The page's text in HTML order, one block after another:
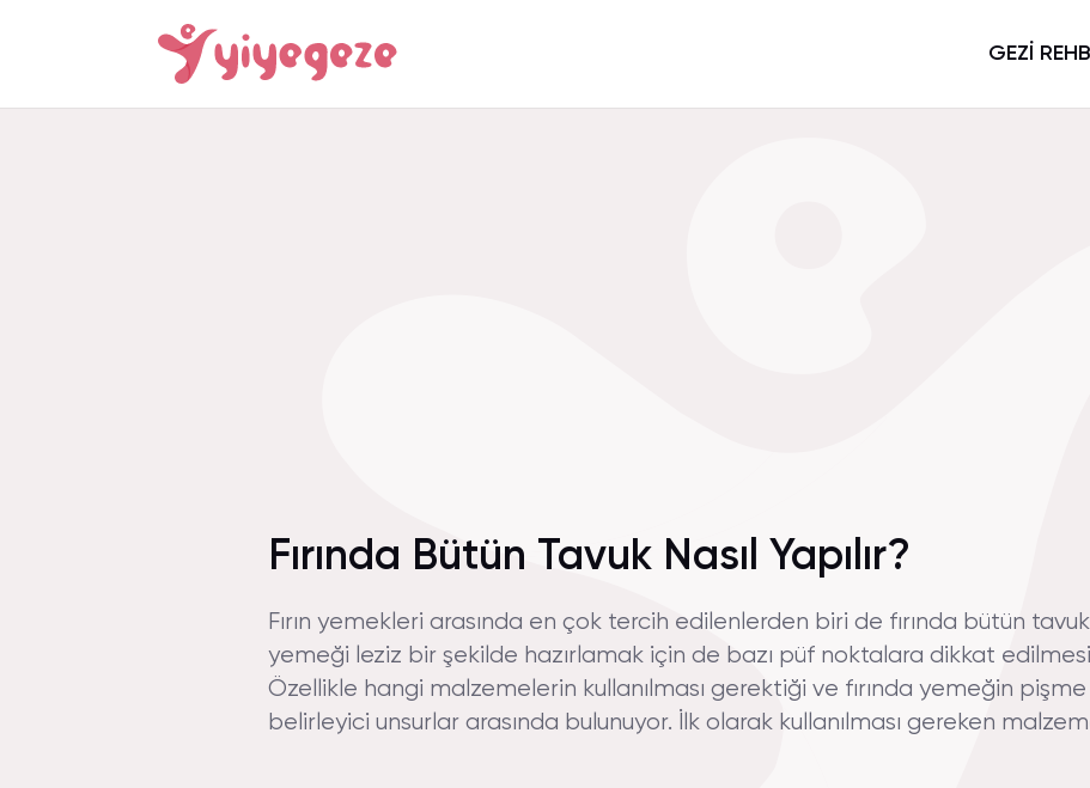
GEZİ
Fırında Bütün Tavuk Nasıl Yapılır?
Fırın yemekleri arasında en çok tercih edilenlerden biri de fırında bütün
yemeği leziz bir şekilde hazırlamak için de bazı püf noktalara dikkat
Özellikle hangi malzemelerin kullanılması gerektiği ve fırında yemeğin
belirleyici unsurlar arasında bulunuyor. İlk olarak kullanılması gereken